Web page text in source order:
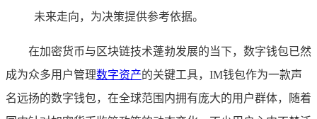
未来走向，为决策提供参考依据。
在加密货币与区块链技术蓬勃发展的当下，数字钱包已然
成为众多用户管理数字资产的关键工具，IM钱包作为一款声
名远扬的数字钱包，在全球范围内拥有庞大的用户群体，随着